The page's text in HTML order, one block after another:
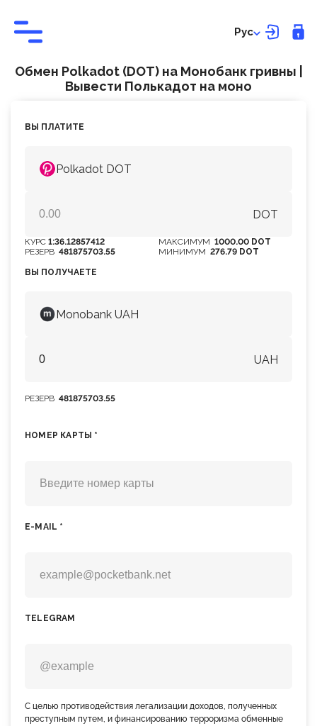
Рус
Обмен Polkadot (DOT) на Монобанк гривны |
Вывести Полькадот на моно
ВЫ ПЛАТИТЕ
Polkadot DOT
DOT
РЕЗЕРВ 481875703.55
КУРС 1:36.12857412
МИНИМУМ 276.79 DOT
МАКСИМУМ 1000.00 DOT
ВЫ ПОЛУЧАЕТЕ
Monobank UAH
UAH
РЕЗЕРВ 481875703.55
НОМЕР КАРТЫ *
E-MAIL *
TELEGRAM
С целью противодействия легализации доходов, полученных
преступным путем, и финансированию терроризма обменные